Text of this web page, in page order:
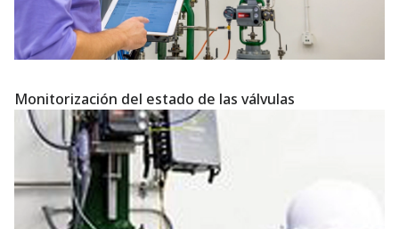
Monitorización del estado de las válvulas